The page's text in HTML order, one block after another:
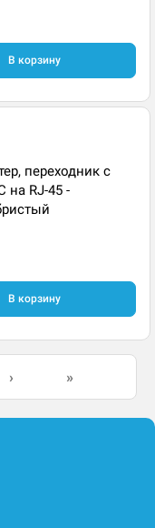
В корзину
переходник с
на RJ-45 -
В корзину
› »